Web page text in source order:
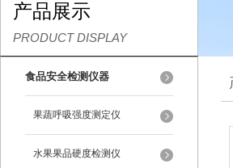
产品展示
PRODUCT DISPLAY
食品安全检测仪器
果蔬呼吸强度测定仪
水果果品硬度检测仪